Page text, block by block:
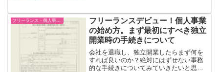
フリーランス・個人事業主
フリーランスデビュー！個人事業
の始め方。まず最初にすべき独立
開業時の手続きについて
会社を退職し、独立開業したらまず何を
すれば良いのか？絶対にはずせない事務
的な手続きについてみていきたいと思い